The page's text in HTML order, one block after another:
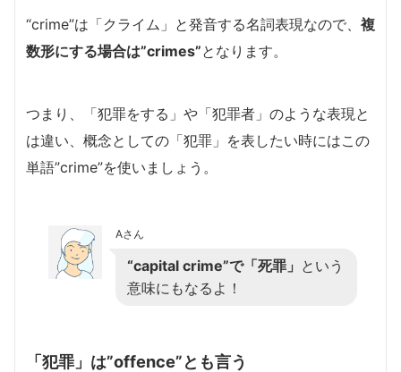
“crime”は「クライム」と発音する名詞表現なので、 複
数形にする場合は”crimes”となります。
つまり、「犯罪をする」や「犯罪者」のような表現と
は違い、概念としての「犯罪」を表したい時にはこの
単語”crime”を使いましょう。
Aさん
“capital crime”で「死罪」 という
意味にもなるよ！
「犯罪」は”offence”とも言う